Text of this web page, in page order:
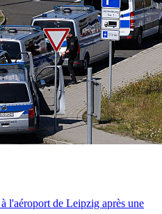
l'aéroport de Leipzig après une